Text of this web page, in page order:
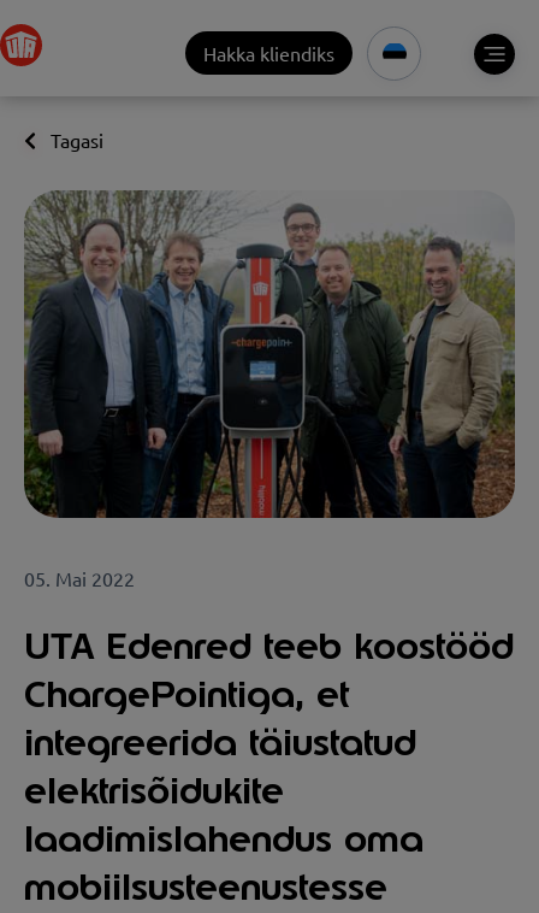
Hakka kliendiks
Tagasi
05. Mai 2022
UTA Edenred teeb koostööd
ChargePointiga, et
integreerida täiustatud
elektrisõidukite
laadimislahendus oma
mobiilsusteenustesse